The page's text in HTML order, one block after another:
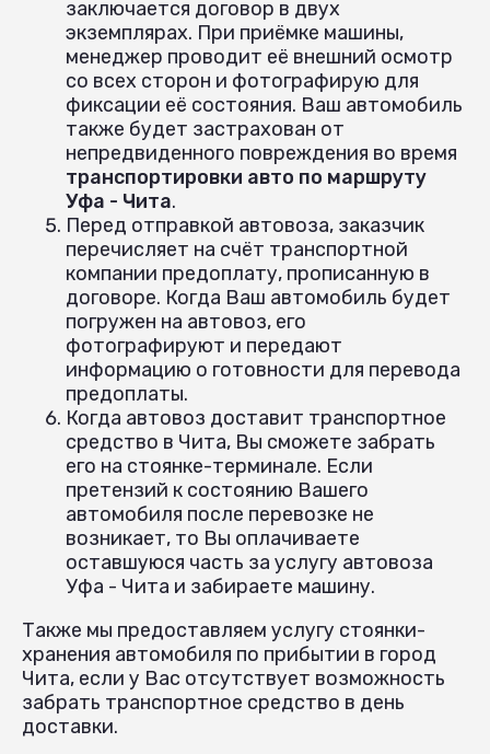
заключается договор в двух
экземплярах. При приёмке машины,
менеджер проводит её внешний осмотр
со всех сторон и фотографирую для
фиксации её состояния. Ваш автомобиль
также будет застрахован от
непредвиденного повреждения во время
транспортировки авто по маршруту
Уфа - Чита.
Перед отправкой автовоза, заказчик
перечисляет на счёт транспортной
компании предоплату, прописанную в
договоре. Когда Ваш автомобиль будет
погружен на автовоз, его
фотографируют и передают
информацию о готовности для перевода
предоплаты.
Когда автовоз доставит транспортное
средство в Чита, Вы сможете забрать
его на стоянке-терминале. Если
претензий к состоянию Вашего
автомобиля после перевозке не
возникает, то Вы оплачиваете
оставшуюся часть за услугу автовоза
Уфа - Чита и забираете машину.
Также мы предоставляем услугу стоянки-
хранения автомобиля по прибытии в город
Чита, если у Вас отсутствует возможность
забрать транспортное средство в день
доставки.